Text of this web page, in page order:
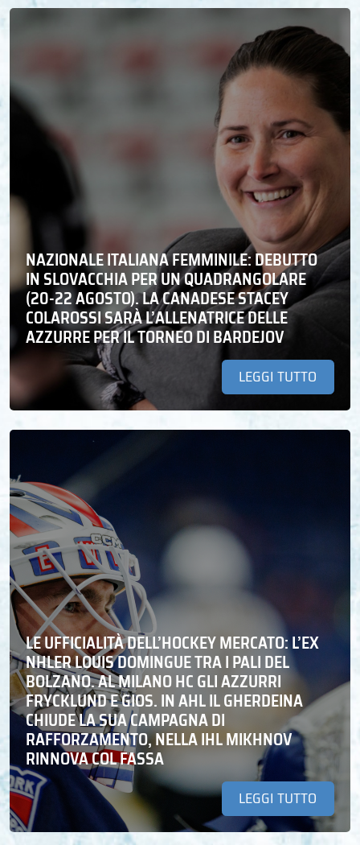
NAZIONALE ITALIANA FEMMINILE: DEBUTTO
IN SLOVACCHIA PER UN QUADRANGOLARE
(20-22 AGOSTO). LA CANADESE STACEY
COLAROSSI SARÀ L’ALLENATRICE DELLE
AZZURRE PER IL TORNEO DI BARDEJOV
LEGGI TUTTO
LE UFFICIALITÀ DELL’HOCKEY MERCATO: L’EX
NHLER LOUIS DOMINGUE TRA I PALI DEL
BOLZANO. AL MILANO HC GLI AZZURRI
FRYCKLUND E GIOS. IN AHL IL GHERDEINA
CHIUDE LA SUA CAMPAGNA DI
RAFFORZAMENTO, NELLA IHL MIKHNOV
RINNOVA COL FASSA
LEGGI TUTTO